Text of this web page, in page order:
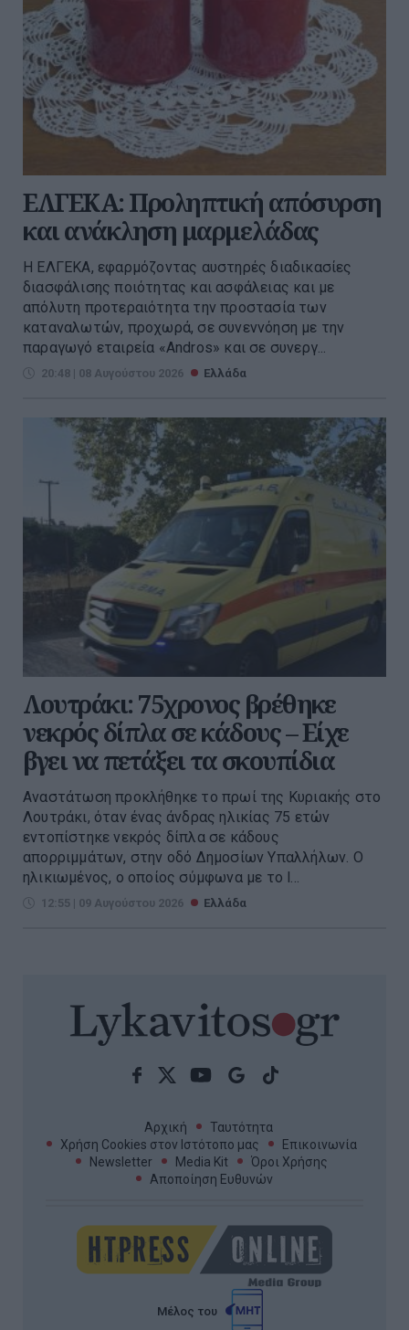
ΕΛΓΕΚΑ: Προληπτική απόσυρση
και ανάκληση μαρμελάδας
Η ΕΛΓΕΚΑ, εφαρμόζοντας αυστηρές διαδικασίες
διασφάλισης ποιότητας και ασφάλειας και με
απόλυτη προτεραιότητα την προστασία των
καταναλωτών, προχωρά, σε συνεννόηση με την
παραγωγό εταιρεία «Andros» και σε συνεργ...
20:48 | 08 Αυγούστου 2026 Ελλάδα
Λουτράκι: 75χρονος βρέθηκε
νεκρός δίπλα σε κάδους – Είχε
βγει να πετάξει τα σκουπίδια
Αναστάτωση προκλήθηκε το πρωί της Κυριακής στο
Λουτράκι, όταν ένας άνδρας ηλικίας 75 ετών
εντοπίστηκε νεκρός δίπλα σε κάδους
απορριμμάτων, στην οδό Δημοσίων Υπαλλήλων. Ο
ηλικιωμένος, ο οποίος σύμφωνα με το l...
12:55 | 09 Αυγούστου 2026 Ελλάδα
Αρχική
Ταυτότητα
Χρήση Cookies στον Ιστότοπο μας
Επικοινωνία
Newsletter
Media Kit
Όροι Χρήσης
Αποποίηση Ευθυνών
Μέλος του